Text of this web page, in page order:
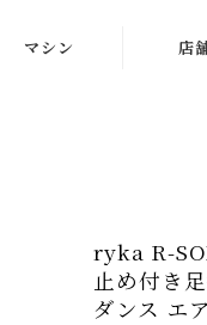
マシン
修理メンテナンス
店
ryka R-
止め付き
ダンス エ